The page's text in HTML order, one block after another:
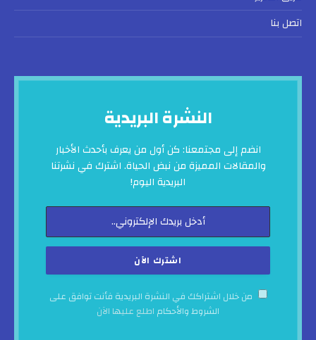
اتصل بنا
النشرة البريدية
انضم إلى مجتمعنا: كن أول من يعرف بأحدث الأخبار
والمقالات المميزة من نبض الحياة. اشترك في نشرتنا
البريدية اليوم!
من خلال اشتراكك في النشرة البريدية فأنت توافق على
الشروط والأحكام اطلع عليها الآن